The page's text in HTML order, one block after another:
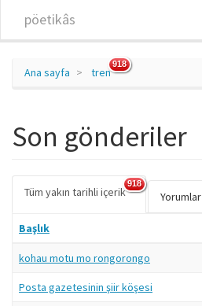
pöetikâs
Ana sayfa tren
918
Son gönderiler
Birincil sekmeler
Tüm yakın tarihli içerik(etkin
918
Yorumlar
Başlık
kohau motu mo rongorongo
Posta gazetesinin şiir köşesi